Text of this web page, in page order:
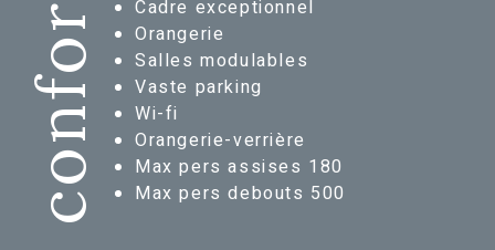
confort
Cadre exceptionnel
Orangerie
Salles modulables
Vaste parking
Wi-fi
Orangerie-verrière
Max pers assises 180
Max pers debouts 500